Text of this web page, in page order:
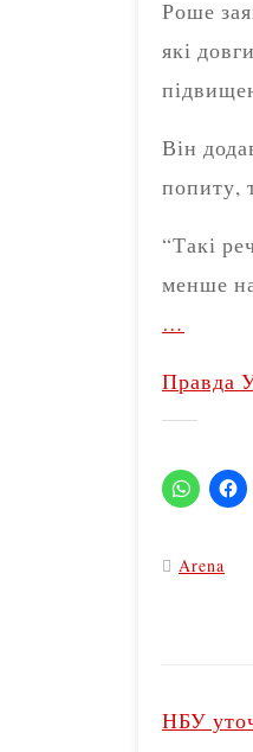
Роше
які
Він
попиту,
“Такі
менше
…
Правда
Arena
o
НБУ